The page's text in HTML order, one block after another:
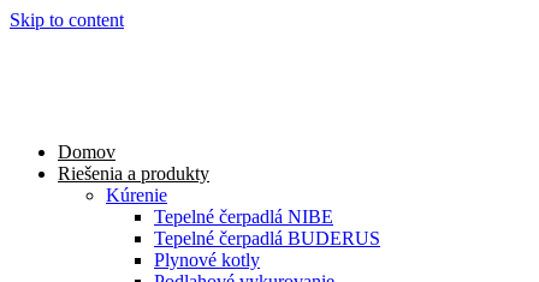
Skip to content
Domov
Riešenia a produkty
Kúrenie
Tepelné čerpadlá NIBE
Tepelné čerpadlá BUDERUS
Plynové kotly